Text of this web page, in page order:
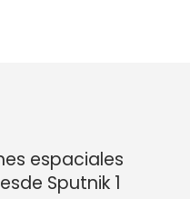
espaciales
Sputnik 1